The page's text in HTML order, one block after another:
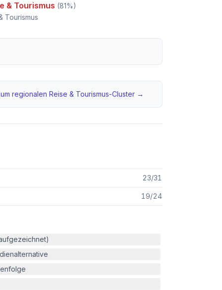
& Tourismus (81%)
Tourismus
regionalen Reise & Tourismus-Cluster →
23/31
19/24